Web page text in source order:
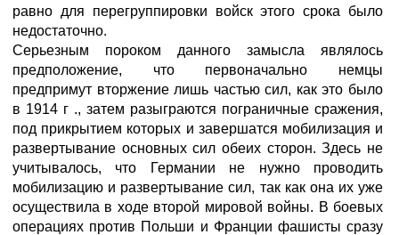
равно для перегруппировки войск этого срока было
недостаточно.
Серьезным пороком данного замысла являлось
предположение, что первоначально немцы
предпримут вторжение лишь частью сил, как это было
в 1914 г ., затем разыграются пограничные сражения,
под прикрытием которых и завершатся мобилизация и
развертывание основных сил обеих сторон. Здесь не
учитывалось, что Германии не нужно проводить
мобилизацию и развертывание сил, так как она их уже
осуществила в ходе второй мировой войны. В боевых
операциях против Польши и Франции фашисты сразу